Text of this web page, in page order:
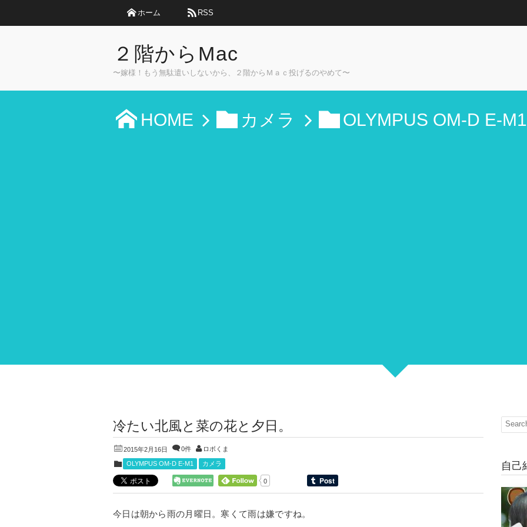
ホーム RSS
２階からMac
〜嫁様！もう無駄遣いしないから、２階からＭａｃ投げるのやめて〜
HOME カメラ OLYMPUS OM-D E-M1
冷たい北風と菜の花と夕日。
2015年2月16日 0件 ロボくま
OLYMPUS OM-D E-M1 カメラ
0
今日は朝から雨の月曜日。寒くて雨は嫌ですね。
自己